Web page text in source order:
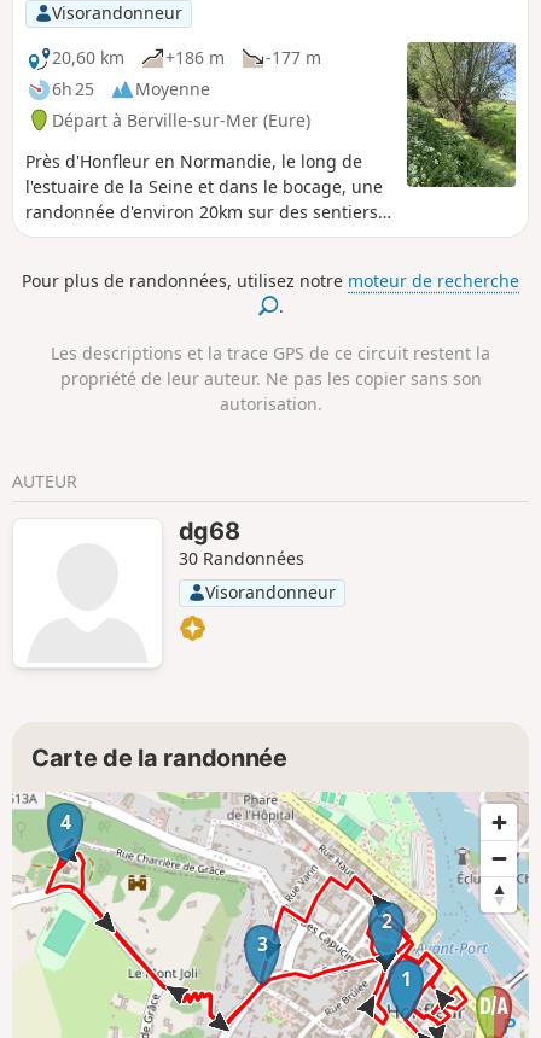
Visorandonneur
20,60 km
+186 m
-177 m
6h 25
Moyenne
Départ à Berville-sur-Mer (Eure)
Près d'Honfleur en Normandie, le long de
l'estuaire de la Seine et dans le bocage, une
randonnée d'environ 20km sur des sentiers
aux panoramas majestueux.
Pour plus de randonnées, utilisez notre moteur de recherche
.
Les descriptions et la trace GPS de ce circuit restent la
propriété de leur auteur. Ne pas les copier sans son
autorisation.
AUTEUR
dg68
30 Randonnées
Visorandonneur
Carte de la randonnée
1
2
3
4